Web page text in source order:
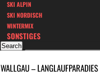
SKI ALPIN
SKI NORDISCH
WINTERMIX
SONSTIGES
WALLGAU –